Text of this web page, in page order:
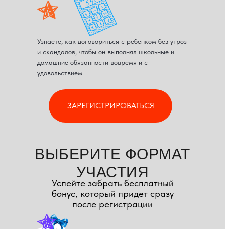
Узнаете, как договориться с ребенком без угроз
и скандалов, чтобы он выполнял школьные и
домашние обязанности вовремя и с
удовольствием
ЗАРЕГИСТРИРОВАТЬСЯ
Успейте забрать бесплатный
бонус, который придет сразу
после регистрации
ВЫБЕРИТЕ ФОРМАТ
УЧАСТИЯ